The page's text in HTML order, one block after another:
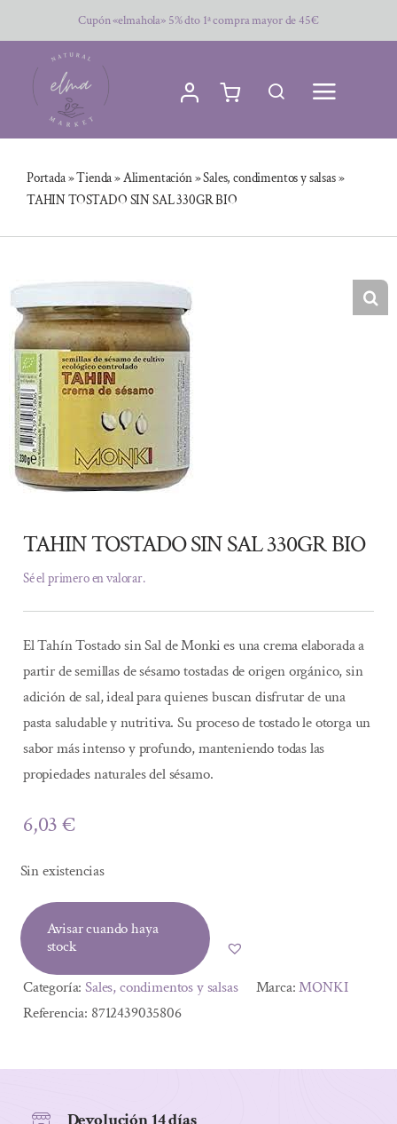
al
contenido
Cupón «elmahola» 5% dto 1ª compra mayor de 45€
Portada»Tienda»Alimentación»Sales, condimentos y salsas»
TAHIN TOSTADO SIN SAL 330GR BIO
TAHIN TOSTADO SIN SAL 330GR BIO
Sé el primero en valorar.
El Tahín Tostado sin Sal de Monki es una crema elaborada a
partir de semillas de sésamo tostadas de origen orgánico, sin
adición de sal, ideal para quienes buscan disfrutar de una
pasta saludable y nutritiva. Su proceso de tostado le otorga un
sabor más intenso y profundo, manteniendo todas las
propiedades naturales del sésamo.
6,03€
Sin existencias
Avisar cuando haya
stock
Categoría:Sales, condimentos y salsas Marca:MONKI
Referencia: 8712439035806